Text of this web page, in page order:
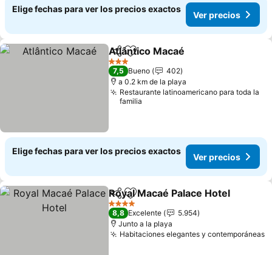
Elige fechas para ver los precios exactos
Ver precios
CompartirAgregar a favoritos
Atlântico Macaé
3 Estrellas
7,5 Bueno
402
a 0.2 km de la playa
Restaurante latinoamericano para toda la
familia
Elige fechas para ver los precios exactos
Ver precios
CompartirAgregar a favoritos
Royal Macaé Palace Hotel
4 Estrellas
8,8 Excelente
5.954
Junto a la playa
Habitaciones elegantes y contemporáneas